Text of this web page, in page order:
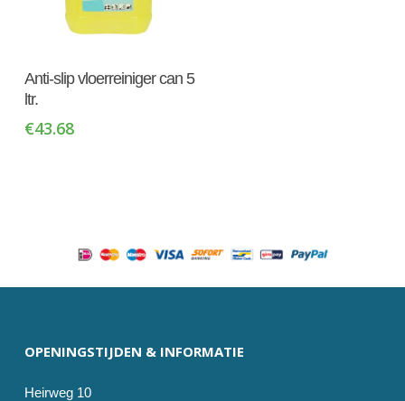
Toevoegen Aan
Winkelwagen
Anti-slip vloerreiniger can 5
ltr.
€43.68
OPENINGSTIJDEN & INFORMATIE
Heirweg 10